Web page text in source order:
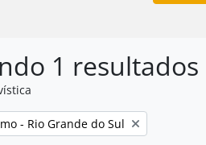
1 resultados
- Rio Grande do Sul